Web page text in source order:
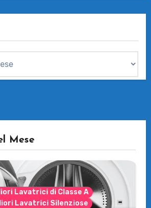
Mese
Lavatrici di Classe A
Lavatrici Silenziose